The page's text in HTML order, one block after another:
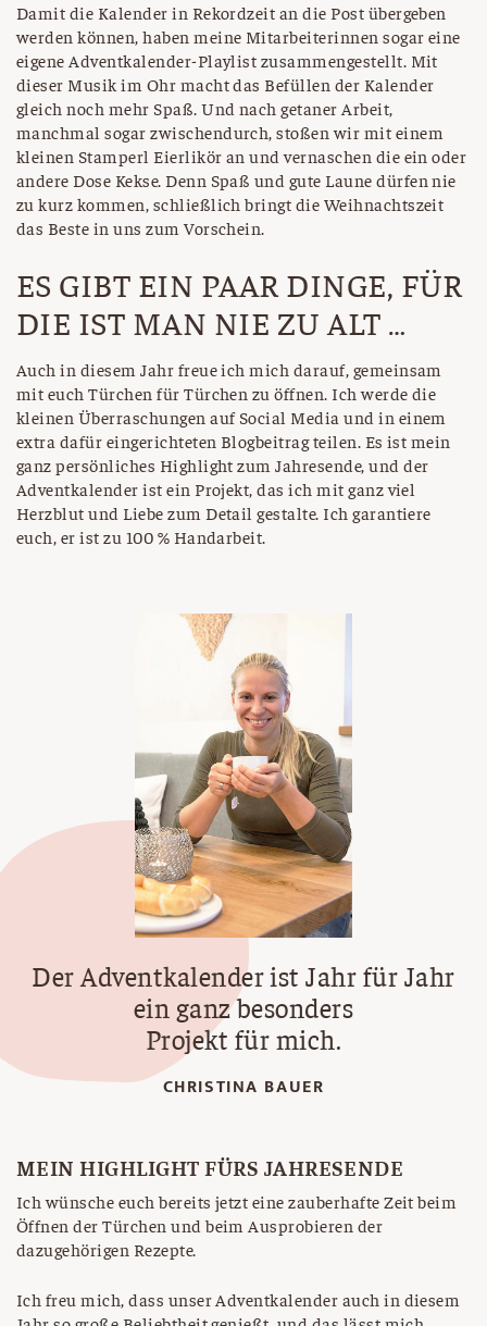
Damit die Kalender in Rekordzeit an die Post übergeben
werden können, haben meine Mitarbeiterinnen sogar eine
eigene Adventkalender-Playlist zusammengestellt. Mit
dieser Musik im Ohr macht das Befüllen der Kalender
gleich noch mehr Spaß. Und nach getaner Arbeit,
manchmal sogar zwischendurch, stoßen wir mit einem
kleinen Stamperl Eierlikör an und vernaschen die ein oder
andere Dose Kekse. Denn Spaß und gute Laune dürfen nie
zu kurz kommen, schließlich bringt die Weihnachtszeit
das Beste in uns zum Vorschein.
ES GIBT EIN PAAR DINGE, FÜR
DIE IST MAN NIE ZU ALT …
Auch in diesem Jahr freue ich mich darauf, gemeinsam
mit euch Türchen für Türchen zu öffnen. Ich werde die
kleinen Überraschungen auf Social Media und in einem
extra dafür eingerichteten Blogbeitrag teilen. Es ist mein
ganz persönliches Highlight zum Jahresende, und der
Adventkalender ist ein Projekt, das ich mit ganz viel
Herzblut und Liebe zum Detail gestalte. Ich garantiere
euch, er ist zu 100 % Handarbeit.
Der Adventkalender ist Jahr für Jahr
ein ganz besonders
Projekt für mich.
CHRISTINA BAUER
MEIN HIGHLIGHT FÜRS JAHRESENDE
Ich wünsche euch bereits jetzt eine zauberhafte Zeit beim
Öffnen der Türchen und beim Ausprobieren der
dazugehörigen Rezepte.
Ich freu mich, dass unser Adventkalender auch in diesem